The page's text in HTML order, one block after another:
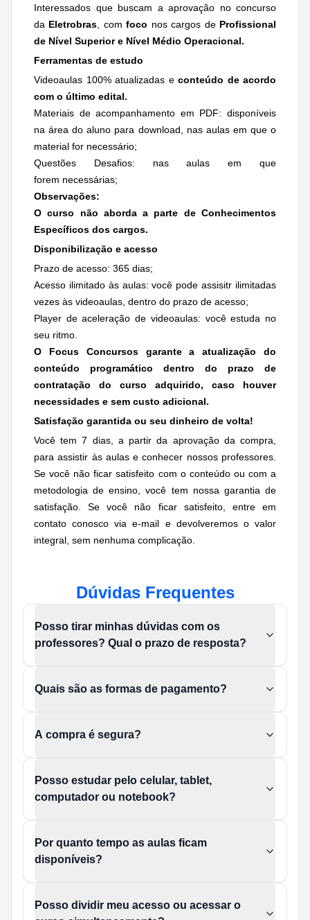
Interessados que buscam a aprovação no concurso
da Eletrobras , comfoco nos cargos de Profissional
de Nível Superior e Nível Médio Operacional.
Ferramentas de estudo
Videoaulas 100% atualizadas e conteúdo de acordo
com o último edital.
Materiais de acompanhamento em PDF: disponíveis
na área do aluno para download, nas aulas em que o
material for necessário;
Questões Desafios: nas aulas em que
forem necessárias;
Observações:
O curso não aborda a parte de Conhecimentos
Específicos dos cargos.
Disponibilização e acesso
Prazo de acesso: 365 dias;
Acesso ilimitado às aulas: você pode assisitr ilimitadas
vezes às videoaulas, dentro do prazo de acesso;
Player de aceleração de videoaulas: você estuda no
seu ritmo.
O Focus Concursos garante a atualização do
conteúdo programático dentro do prazo de
contratação do curso adquirido, caso houver
necessidades e sem custo adicional.
Satisfação garantida ou seu dinheiro de volta!
Você tem 7 dias, a partir da aprovação da compra,
para assistir às aulas e conhecer nossos professores.
Se você não ficar satisfeito com o conteúdo ou com a
metodologia de ensino, você tem nossa garantia de
satisfação. Se você não ficar satisfeito, entre em
contato conosco via e-mail e devolveremos o valor
integral, sem nenhuma complicação.
Dúvidas Frequentes
Posso tirar minhas dúvidas com os
professores? Qual o prazo de resposta?
Quais são as formas de pagamento?
A compra é segura?
Posso estudar pelo celular, tablet,
computador ou notebook?
Por quanto tempo as aulas ficam
disponíveis?
Posso dividir meu acesso ou acessar o